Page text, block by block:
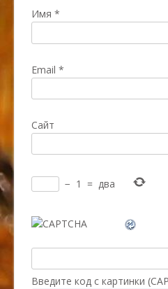
Имя *
Email *
Сайт
− 1 = два
Введите код с картинки